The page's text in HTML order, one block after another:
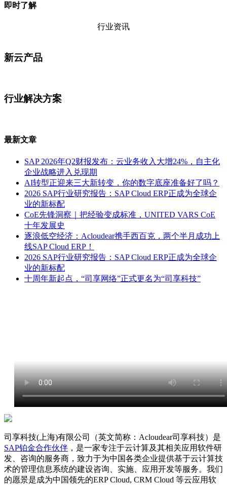
即时了解
行业资讯
新云产品
行业解决方案
最新文章
SAP 2026年Q2财报发布：云业务收入大增24%，自主化
企业战略进入兑现期
AI转型正迎来三大新转变，你的数字底座准备好了吗？
2026 SAP行业研究报告：SAP Cloud ERP正成为全球企
业的新标配
CoE先锋洞察｜把经验变成标准，UNITED VARS CoE
十年发展史
逐浪低空经济：Acloudear携手西百克，两个半月成功上
线SAP Cloud ERP！
2026 SAP行业研究报告：SAP Cloud ERP正成为全球企
业的新标配
十周年新起点，“司享网络”正式更名为“司享科技”
司享科技(上海)有限公司（英文简称：Acloudear司享科技）是
SAP铂金合作伙伴 ，是一家专注于云计算及其相关应用软件研
发、咨询的服务商，致力于为中国各类企业提供基于云计算技
术的管理信息系统的建设咨询、实施、应用开发等服务。我们
的愿景是成为中国领先的ERP Cloud, CRM Cloud 等云应用软